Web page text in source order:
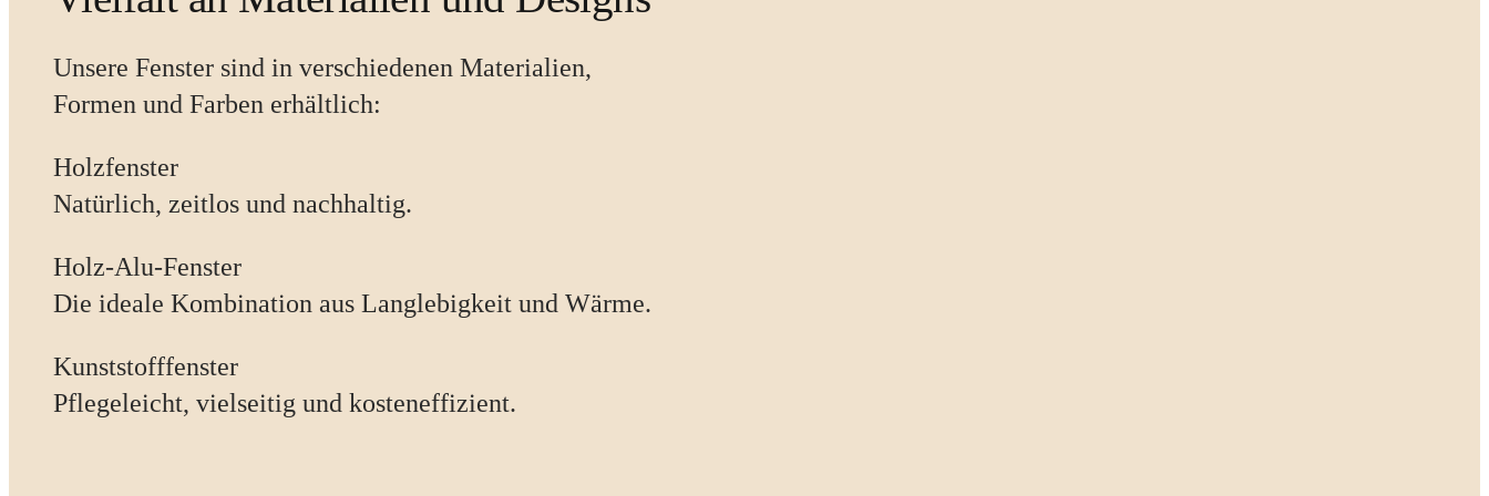
Unsere Fenster sind in verschiedenen Materialien,
Formen und Farben erhältlich:
Holzfenster
Natürlich, zeitlos und nachhaltig.
Holz-Alu-Fenster
Die ideale Kombination aus Langlebigkeit und Wärme.
Kunststofffenster
Pflegeleicht, vielseitig und kosteneffizient.